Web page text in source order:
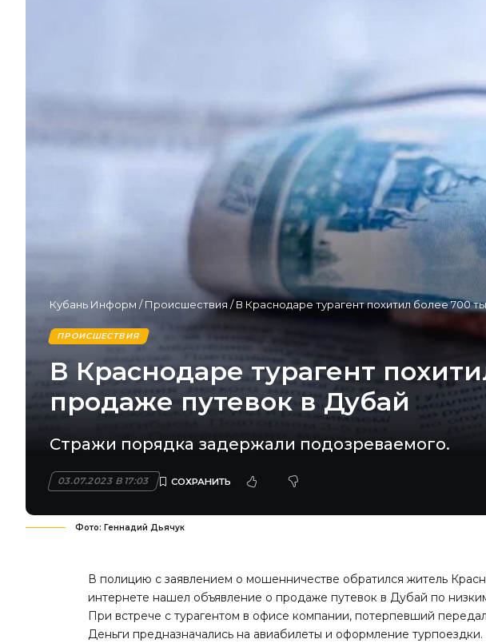
Кубань Информ /Происшествия /В Краснодаре турагент похитил более 700
ПРОИСШЕСТВИЯ
В Краснодаре турагент
продаже путевок в Дубай
Стражи порядка задержали подозреваемого.
03.07.2023 В 17:03
Фото: Геннадий Дьячук
В полицию с заявлением о мошенничестве обратился житель
интернете нашел объявление о продаже путевок в Дубай по
При встрече с турагентом в офисе компании, потерпевший
Деньги предназначались на авиабилеты и оформление